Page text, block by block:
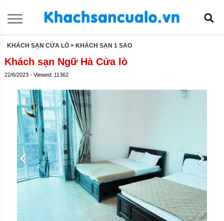
KHÁCH SẠN CỬA LÒ > KHÁCH SẠN 1 SAO
Khách sạn Ngữ Hà Cửa lò
22/6/2023 - Viewed: 11362